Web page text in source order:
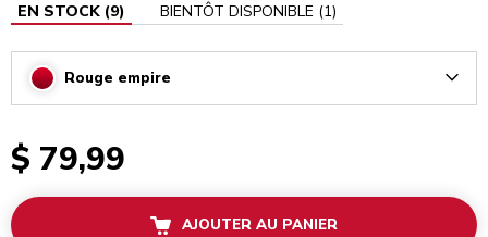
EN STOCK (9) BIENTÔT DISPONIBLE (1)
Rouge empire
$ 79,99
AJOUTER AU PANIER